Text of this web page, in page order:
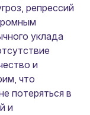
репрессий
уклада
и
что
потеряться в
и